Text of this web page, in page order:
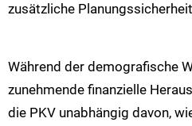
zusätzliche
Während der demografische
zunehmende finanzielle
die PKV unabhängig davon,